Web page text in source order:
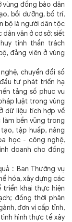
vùng đồng bào dân
bồi dưỡng, bố trí,
bộ là người dân tộc
vận ở cơ sở; siết
tinh thần trách
đảng viên ở vùng
chuyển đổi số
tư phát triển hạ
tảng số phục vụ
luật trong vùng
dữ liệu tích hợp về
làm bền vũng trong
tập huấp, nâng
học - công nghệ,
doanh cho đồng
: Ban Thường vụ
hóa, xây dựng các
triển khai thực hiện
đồng thời phân
đơn vị cấp tỉnh,
hình thực tế xây